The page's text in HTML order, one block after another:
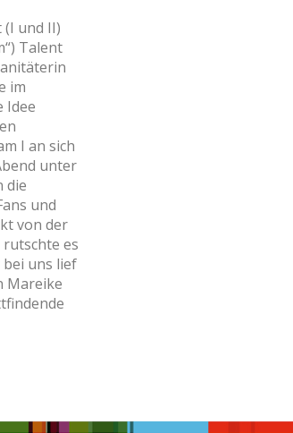
und II)
Talent
im
Idee
I an sich
unter
die
und
von der
es
bei uns lief
Mareike